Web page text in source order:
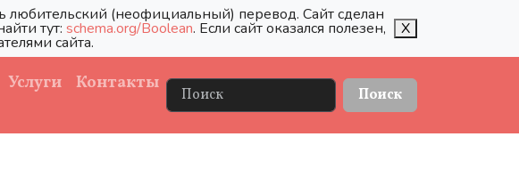
любительский (неофициальный) перевод. Сайт сделан
тут: schema.org/Boolean. Если сайт оказался полезен,
сайта.
X
Услуги Контакты
Поиск